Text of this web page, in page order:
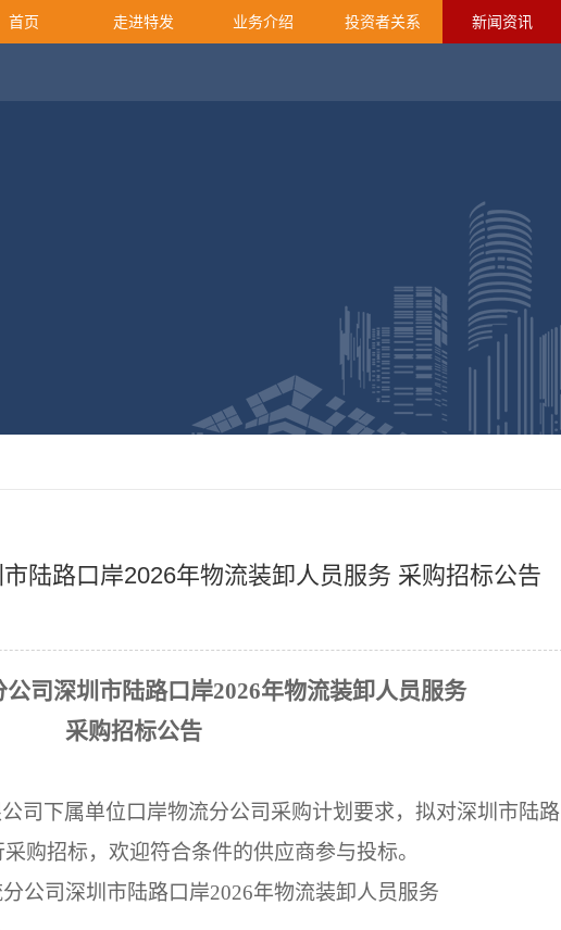
首页 走进特发 业务介绍 投资者关系 新闻资讯
陆路口岸2026年物流装卸人员服务 采购招标公告
司深圳市陆路口岸2026年物流装卸人员服务
采购招标公告
司下属单位 口岸物流分公司 采购计划要求，拟对深圳市陆路
采购招标，欢迎符合条件的供应商参与投标。
公司深圳市陆路口岸2026年物流装卸人员服务